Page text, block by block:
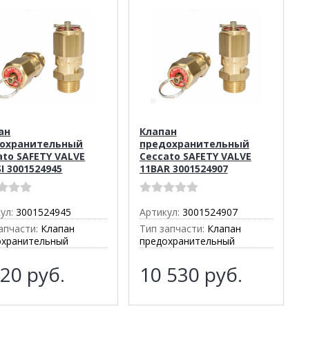
SAFETY VALVE
3001524945
3001524945
Клапан
руб.
Клапан
предохранительный
Ceccato SAFETY VALVE
11BAR 3001524907
Артикул: 3001524907
Тип запчасти: Клапан
предохранительный
10 530 руб.